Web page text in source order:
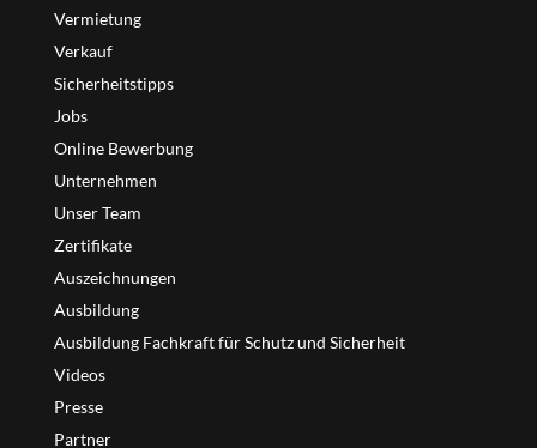
Vermietung
Verkauf
Sicherheitstipps
Jobs
Online Bewerbung
Unternehmen
Unser Team
Zertifikate
Auszeichnungen
Ausbildung
Ausbildung Fachkraft für Schutz und Sicherheit
Videos
Presse
Partner